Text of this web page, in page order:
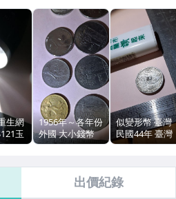
生網
玉
愛象
圖
元起
1956年～各年份
外國 大小錢幣
銘馨易拍重生網
錢幣/硬幣( 10枚
ㄧ標 ) 如圖 非1
似變形幣 臺灣
民國44年 臺灣
省 壹角硬幣 頭
110M012 錢幣/
硬幣( 1枚ㄧ標 )
如圖 非1元起標
出價紀錄